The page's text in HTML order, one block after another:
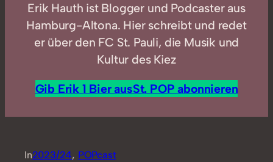
Erik Hauth ist Blogger und Podcaster aus
Hamburg-Altona. Hier schreibt und redet
er über den FC St. Pauli, die Musik und
Kultur des Kiez
Gib Erik 1 Bier ausSt. POP abonnieren
In2023/24, POPcast